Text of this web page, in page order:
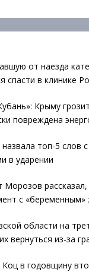
от наезда
спасти в клинике
Крыму
повреждена
топ-5 слов
в ударении
Морозов
с
области на
вернуться из-за
в годовщину